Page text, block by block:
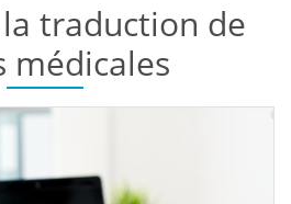
traduction de
médicales